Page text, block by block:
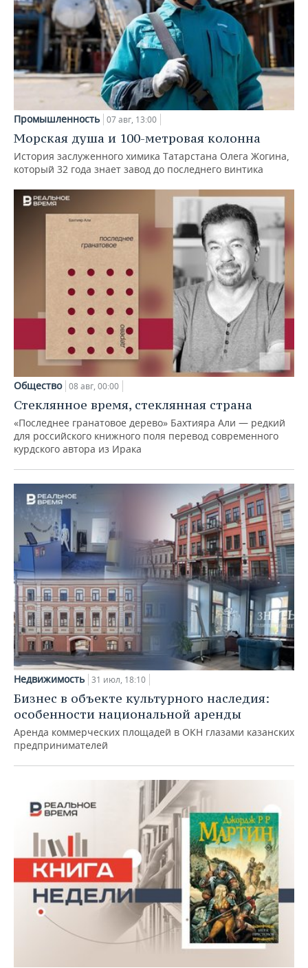
Промышленность 07 авг, 13:00
Морская душа и 100-метровая колонна
История заслуженного химика Татарстана Олега Жогина,
который 32 года знает завод до последнего винтика
Общество 08 авг, 00:00
Стеклянное время, стеклянная страна
«Последнее гранатовое дерево» Бахтияра Али — редкий
для российского книжного поля перевод современного
курдского автора из Ирака
Недвижимость 31 июл, 18:10
Бизнес в объекте культурного наследия:
особенности национальной аренды
Аренда коммерческих площадей в ОКН глазами казанских
предпринимателей